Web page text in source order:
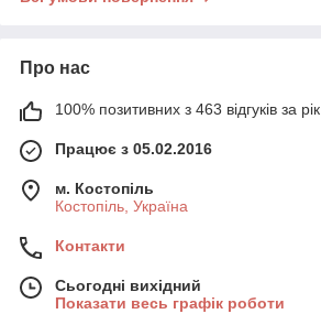
Про нас
100% позитивних з 463 відгуків за рік
Працює з 05.02.2016
м. Костопіль
Костопіль, Україна
Контакти
Сьогодні вихідний
Показати весь графік роботи